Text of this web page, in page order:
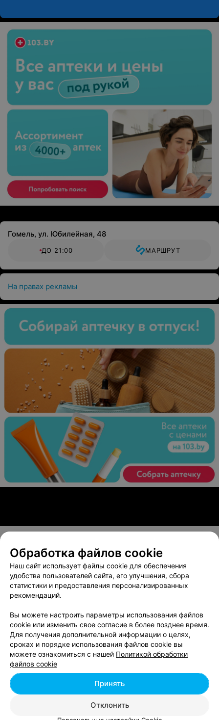
Гомель, ул. Юбилейная, 48
ДО 21:00 МАРШРУТ
На правах рекламы
О проекте Новости проекта
Вакансии
Публичный договор
Способы оплаты
Публичный договор по использованию сервиса
Написать в поддержку
Связаться по вопросам сотрудничества
Написать руководителю relax.by
Обработка персональных данных
© 2026 ООО «Артокс Лаб», УНП 191700409, регистрирующий орган -
Обработка файлов cookie
Наш сайт использует файлы cookie для обеспечения
удобства пользователей сайта, его улучшения, сбора
статистики и предоставления персонализированных
рекомендаций.
Вы можете настроить параметры использования файлов
cookie или изменить свое согласие в более позднее время.
Для получения дополнительной информации о целях,
сроках и порядке использования файлов cookie вы
можете ознакомиться с нашей Политикой обработки
файлов cookie
Отклонить
Принять